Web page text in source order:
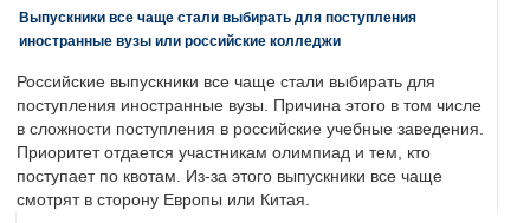
Выпускники все чаще стали выбирать для поступления
иностранные вузы или российские колледжи
Российские выпускники все чаще стали выбирать для
поступления иностранные вузы. Причина этого в том числе
в сложности поступления в российские учебные заведения.
Приоритет отдается участникам олимпиад и тем, кто
поступает по квотам. Из-за этого выпускники все чаще
смотрят в сторону Европы или Китая.